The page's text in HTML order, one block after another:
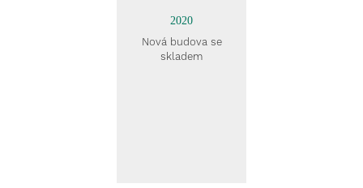
2020
Nová budova se
skladem